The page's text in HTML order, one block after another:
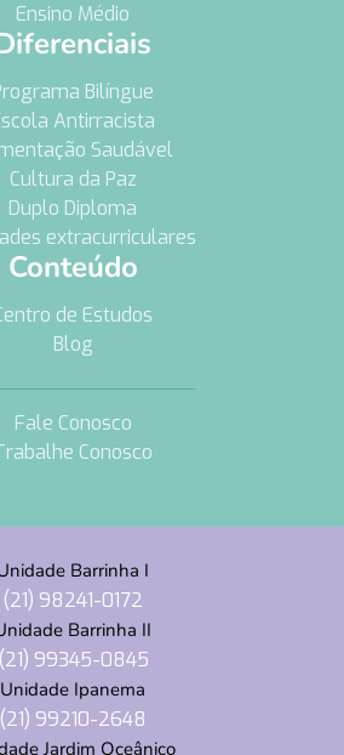
Ensino Médio
Bilíngue
Antirracista
Saudável
Cultura da Paz
Duplo Diploma
extracurriculares
Conteúdo
de Estudos
Blog
Fale Conosco
Conosco
Barrinha I
(21) 98241-0172
Barrinha II
(21) 99345-0845
Unidade Ipanema
(21) 99210-2648
Jardim Oceânico